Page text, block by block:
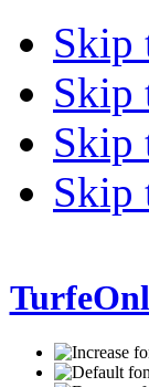
Skip
Skip
Skip
Skip